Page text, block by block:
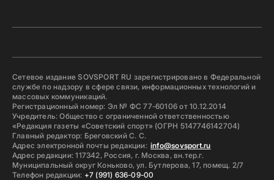
Сетевое издание SOVSPORT RU зарегистрировано в Федеральной
службе по надзору в сфере связи, информационных технологий и
массовых коммуникаций.
Регистрационный номер: Эл № ФС 77-60106 от 10.12.2014
Учредитель: Общество с ограниченной ответственностью
«Редакция газеты «Советский спорт» (ОГРН 5147746142704)
Главный редактор: Бреговский С. С.
Адрес электронной почты редакции: info@sovsport.ru
Адрес редакции: 117342, Россия, г. Москва, вн.тер.г.
Муниципальный округ Коньково, ул. Бутлерова, 17, помещ. 2/7
Телефон редакции: +7 (991) 636-09-00